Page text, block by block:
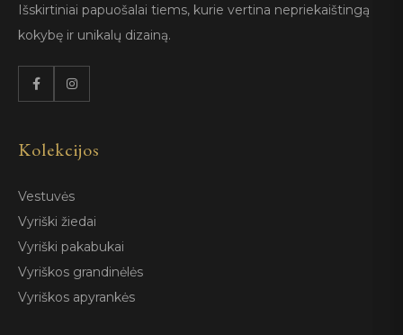
Išskirtiniai papuošalai tiems, kurie vertina nepriekaištingą
kokybę ir unikalų dizainą.
Kolekcijos
Vestuvės
Vyriški žiedai
Vyriški pakabukai
Vyriškos grandinėlės
Vyriškos apyrankės